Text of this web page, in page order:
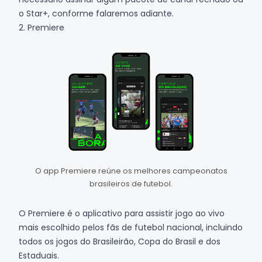
o Star+, conforme falaremos adiante.
2. Premiere
O app Premiere reúne os melhores campeonatos
brasileiros de futebol.
O Premiere é o aplicativo para assistir jogo ao vivo
mais escolhido pelos fãs de futebol nacional, incluindo
todos os jogos do Brasileirão, Copa do Brasil e dos
Estaduais.